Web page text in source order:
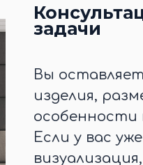
задачи
Вы
изделия,
особенности
Если у вас